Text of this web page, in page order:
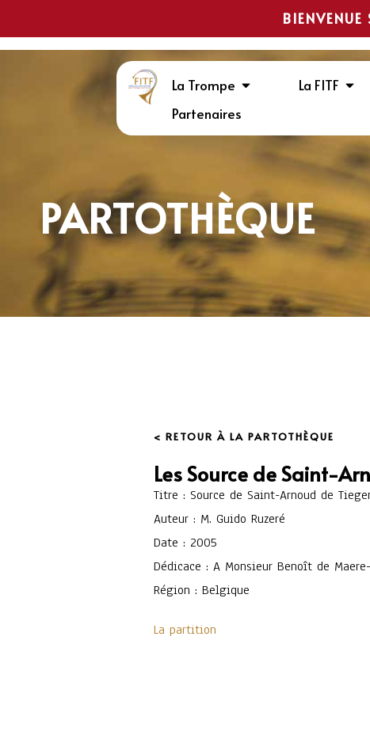
La Trompe La FITF
Partenaires
PARTOTHÈQUE
< RETOUR À LA PARTOTHÈQUE
Les Source de Saint-
Titre : Source de Saint-Arnoud de
Auteur : M. Guido Ruzeré
Date : 2005
Dédicace : A Monsieur Benoît de Maere-
Région : Belgique
La partition